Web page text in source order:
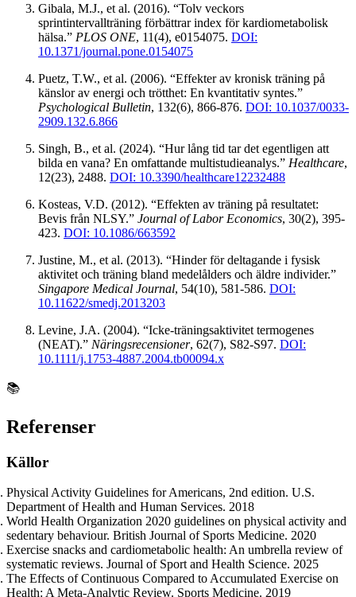
Gibala, M.J., et al. (2016). “Tolv veckors
sprintintervallträning förbättrar index för kardiometabolisk
hälsa.” PLOS ONE, 11(4), e0154075. DOI:
10.1371/journal.pone.0154075
Puetz, T.W., et al. (2006). “Effekter av kronisk träning på
känslor av energi och trötthet: En kvantitativ syntes.”
Psychological Bulletin, 132(6), 866-876. DOI: 10.1037/0033-
2909.132.6.866
Singh, B., et al. (2024). “Hur lång tid tar det egentligen att
bilda en vana? En omfattande multistudieanalys.” Healthcare,
12(23), 2488. DOI: 10.3390/healthcare12232488
Kosteas, V.D. (2012). “Effekten av träning på resultatet:
Bevis från NLSY.” Journal of Labor Economics, 30(2), 395-
423. DOI: 10.1086/663592
Justine, M., et al. (2013). “Hinder för deltagande i fysisk
aktivitet och träning bland medelålders och äldre individer.”
Singapore Medical Journal, 54(10), 581-586. DOI:
10.11622/smedj.2013203
Levine, J.A. (2004). “Icke-träningsaktivitet termogenes
(NEAT).” Näringsrecensioner, 62(7), S82-S97. DOI:
10.1111/j.1753-4887.2004.tb00094.x
📚
Referenser
Källor
Physical Activity Guidelines for Americans, 2nd edition. U.S.
Department of Health and Human Services. 2018
World Health Organization 2020 guidelines on physical activity and
sedentary behaviour. British Journal of Sports Medicine. 2020
Exercise snacks and cardiometabolic health: An umbrella review of
systematic reviews. Journal of Sport and Health Science. 2025
The Effects of Continuous Compared to Accumulated Exercise on
Health: A Meta-Analytic Review. Sports Medicine. 2019